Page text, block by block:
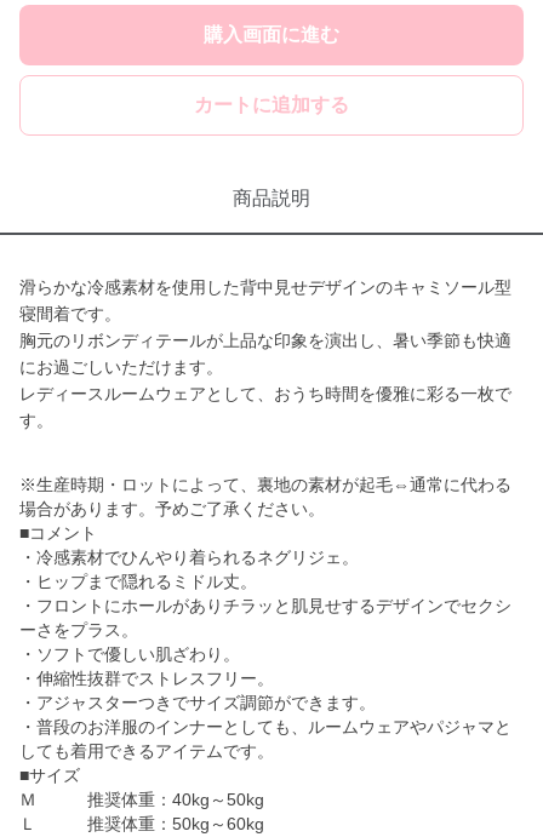
購入画面に進む
カートに追加する
商品説明
滑らかな冷感素材を使用した背中見せデザインのキャミソール型
寝間着です。
胸元のリボンディテールが上品な印象を演出し、暑い季節も快適
にお過ごしいただけます。
レディースルームウェアとして、おうち時間を優雅に彩る一枚で
す。
※生産時期・ロットによって、裏地の素材が起毛⇔通常に代わる
場合があります。予めご了承ください。
■コメント
・冷感素材でひんやり着られるネグリジェ。
・ヒップまで隠れるミドル丈。
・フロントにホールがありチラッと肌見せするデザインでセクシ
ーさをプラス。
・ソフトで優しい肌ざわり。
・伸縮性抜群でストレスフリー。
・アジャスターつきでサイズ調節ができます。
・普段のお洋服のインナーとしても、ルームウェアやパジャマと
しても着用できるアイテムです。
■サイズ
Ｍ 推奨体重：40kg～50kg
Ｌ 推奨体重：50kg～60kg